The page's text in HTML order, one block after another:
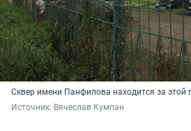
Сквер имени Панфилова находится за этой
Источник: Вячеслав Кумпан